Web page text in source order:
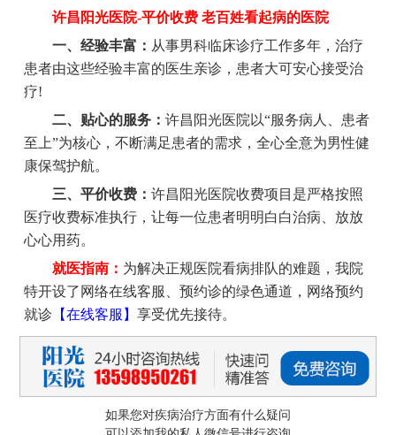
许昌阳光医院-平价收费 老百姓看起病的医院
一、经验丰富： 从事男科临床诊疗工作多年，治疗
患者由这些经验丰富的医生亲诊，患者大可安心接受治
疗!
二、贴心的服务： 许昌阳光医院以“服务病人、患者
至上”为核心，不断满足患者的需求，全心全意为男性健
康保驾护航。
三、平价收费： 许昌阳光医院收费项目是严格按照
医疗收费标准执行，让每一位患者明明白白治病、放放
心心用药。
就医指南： 为解决正规医院看病排队的难题，我院
特开设了网络在线客服、预约诊的绿色通道，网络预约
就诊【在线客服】 享受优先接待。
如果您对疾病治疗方面有什么疑问